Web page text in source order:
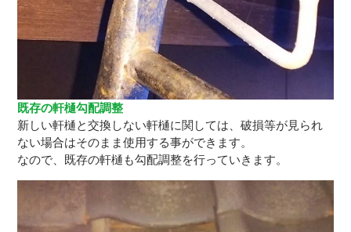
既存の軒樋勾配調整
新しい軒樋と交換しない軒樋に関しては、破損等が見られ
ない場合はそのまま使用する事ができます。
なので、既存の軒樋も勾配調整を行っていきます。